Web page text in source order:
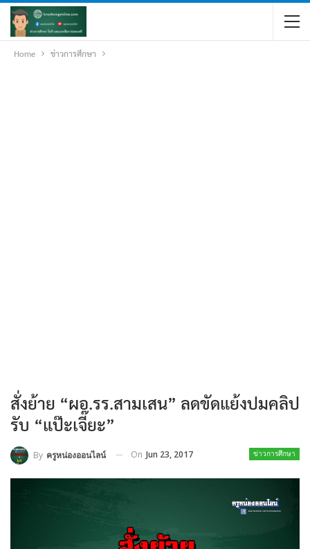
Home ข่าวการศึกษา
สั่งย้าย “ผอ.รร.สามเสน” ลดขัดแย้งปมคลิป
รับ “แป๊ะเจี๊ยะ”
ข่าวการศึกษา
By ครูหน่องออนไลน์ On Jun 23, 2017